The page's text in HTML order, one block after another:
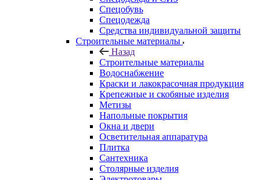
Спецобувь
Спецодежда
Средства индивидуальной защиты
Строительные материалы
Назад
Строительные материалы
Водоснабжение
Краски и лакокрасочная продукция
Крепежные и скобяные изделия
Метизы
Напольные покрытия
Окна и двери
Осветительная аппаратура
Плитка
Сантехника
Столярные изделия